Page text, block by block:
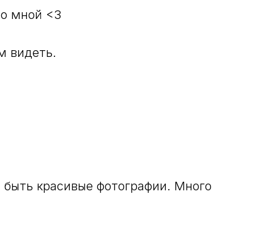
мной <3
видеть.
красивые фотографии. Много